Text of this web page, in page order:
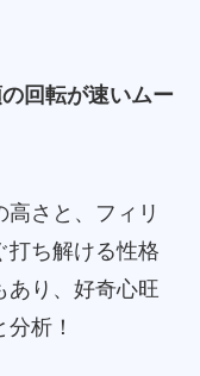
回転が速いムー
さと、フィリ
打ち解ける性格
あり、好奇心旺
析！